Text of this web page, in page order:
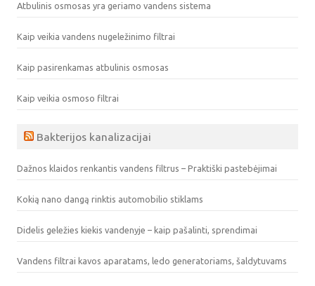
Atbulinis osmosas yra geriamo vandens sistema
Kaip veikia vandens nugeležinimo filtrai
Kaip pasirenkamas atbulinis osmosas
Kaip veikia osmoso filtrai
Bakterijos kanalizacijai
Dažnos klaidos renkantis vandens filtrus – Praktiški pastebėjimai
Kokią nano dangą rinktis automobilio stiklams
Didelis geležies kiekis vandenyje – kaip pašalinti, sprendimai
Vandens filtrai kavos aparatams, ledo generatoriams, šaldytuvams